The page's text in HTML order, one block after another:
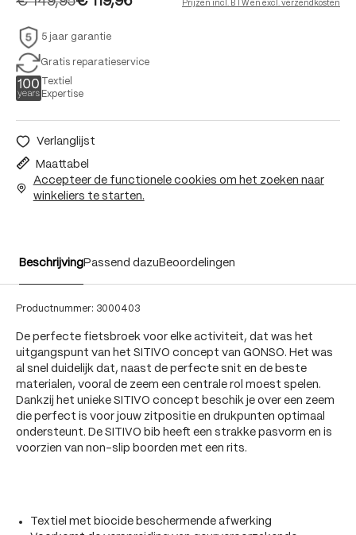
Prijzen incl. BTW en excl. verzendkosten
5 jaar garantie
Gratis reparatieservice
Textiel
Expertise
Verlanglijst
Maattabel
Accepteer de functionele cookies om het zoeken naar
winkeliers te starten.
BeschrijvingPassend dazu Beoordelingen
Productnummer: 3000403
De perfecte fietsbroek voor elke activiteit, dat was het
uitgangspunt van het SITIVO concept van GONSO. Het was
al snel duidelijk dat, naast de perfecte snit en de beste
materialen, vooral de zeem een centrale rol moest spelen.
Dankzij het unieke SITIVO concept beschik je over een zeem
die perfect is voor jouw zitpositie en drukpunten optimaal
ondersteunt. De SITIVO bib heeft een strakke pasvorm en is
voorzien van non-slip boorden met een rits.
Textiel met biocide beschermende afwerking